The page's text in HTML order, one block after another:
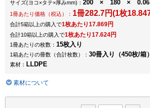
サイズ(ヨコ×タテ×厚みmm) ： 200 × 180 × 0.06
1冊あたり価格（税込）： 1冊282.7円(1枚
合計5箱以上の購入で1枚あたり17.869円
合計10箱以上の購入で1枚あたり17.624円
1冊あたりの枚数： 15枚入り
1箱あたりの冊数（合計枚数）： 30冊入り（450枚/箱）
素材： LLDPE
素材について